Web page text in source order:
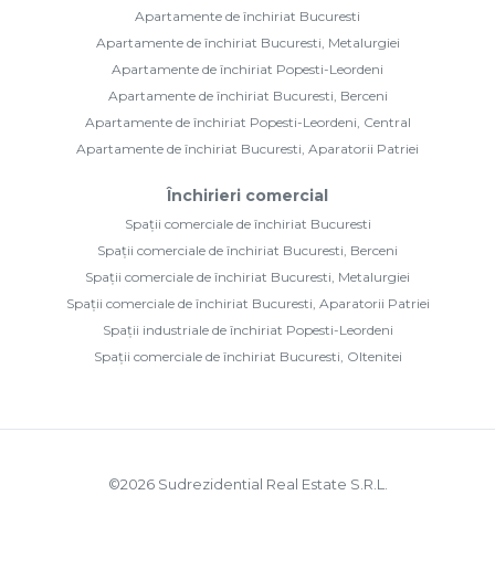
Apartamente de închiriat Bucuresti
Apartamente de închiriat Bucuresti, Metalurgiei
Apartamente de închiriat Popesti-Leordeni
Apartamente de închiriat Bucuresti, Berceni
Apartamente de închiriat Popesti-Leordeni, Central
Apartamente de închiriat Bucuresti, Aparatorii Patriei
Închirieri comercial
Spații comerciale de închiriat Bucuresti
Spații comerciale de închiriat Bucuresti, Berceni
Spații comerciale de închiriat Bucuresti, Metalurgiei
Spații comerciale de închiriat Bucuresti, Aparatorii Patriei
Spații industriale de închiriat Popesti-Leordeni
Spații comerciale de închiriat Bucuresti, Oltenitei
©2026Sudrezidential Real Estate S.R.L.